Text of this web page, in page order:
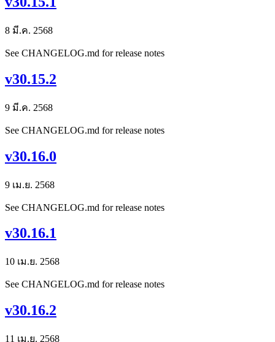
8 มี.ค. 2568
See CHANGELOG.md for release notes
v30.15.2
9 มี.ค. 2568
See CHANGELOG.md for release notes
v30.16.0
9 เม.ย. 2568
See CHANGELOG.md for release notes
v30.16.1
10 เม.ย. 2568
See CHANGELOG.md for release notes
v30.16.2
11 เม.ย. 2568